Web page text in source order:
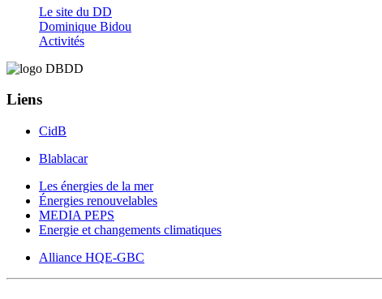
Le site du DD
Dominique Bidou
Activités
Liens
CidB
Blablacar
Les énergies de la mer
Énergies renouvelables
MEDIA PEPS
Energie et changements climatiques
Alliance HQE-GBC